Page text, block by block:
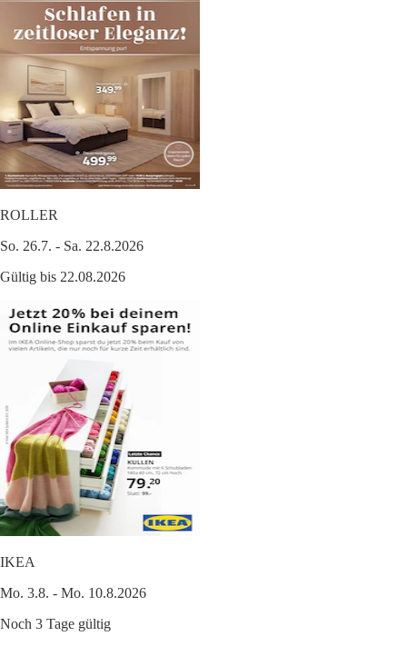
ROLLER
So. 26.7. - Sa. 22.8.2026
Gültig bis 22.08.2026
IKEA
Mo. 3.8. - Mo. 10.8.2026
Noch 3 Tage gültig